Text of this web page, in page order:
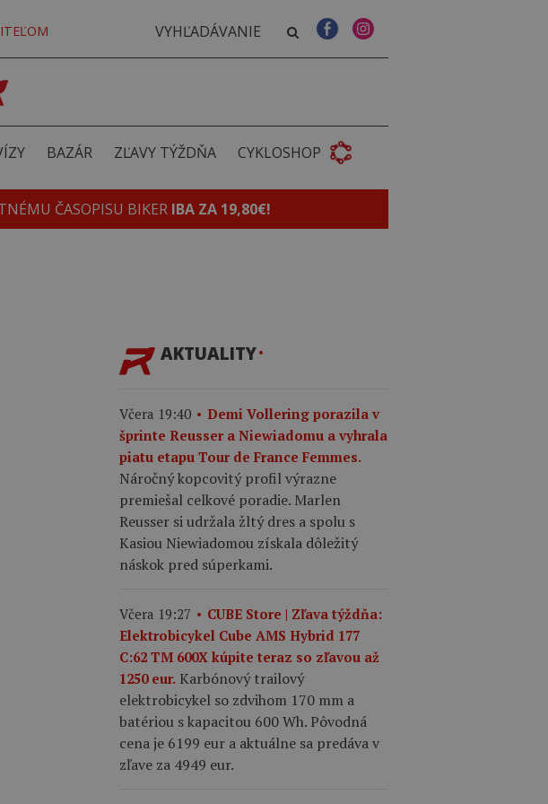
BAZÁR ZĽAVY TÝŽDŇA CYKLOSHOP
ČASOPISU BIKER IBA ZA 19,80€!
AKTUALITY
Včera 19:40
Demi Vollering porazila v
šprinte Reusser a Niewiadomu a vyhrala
piatu etapu Tour de France Femmes.
Náročný kopcovitý profil výrazne
premiešal celkové poradie. Marlen
Reusser si udržala žltý dres a spolu s
Kasiou Niewiadomou získala dôležitý
náskok pred súperkami.
Včera 19:27
CUBE Store | Zľava týždňa:
Elektrobicykel Cube AMS Hybrid 177
C:62 TM 600X kúpite teraz so zľavou až
1250 eur. Karbónový trailový
elektrobicykel so zdvihom 170 mm a
batériou s kapacitou 600 Wh. Pôvodná
cena je 6199 eur a aktuálne sa predáva v
zľave za 4949 eur.